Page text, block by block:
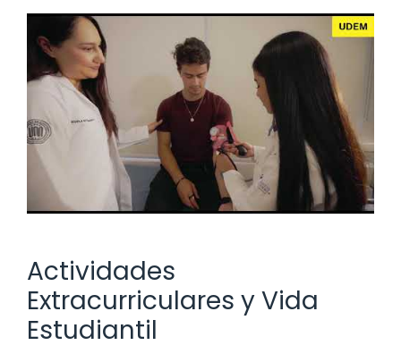
Actividades
Extracurriculares y Vida
Estudiantil